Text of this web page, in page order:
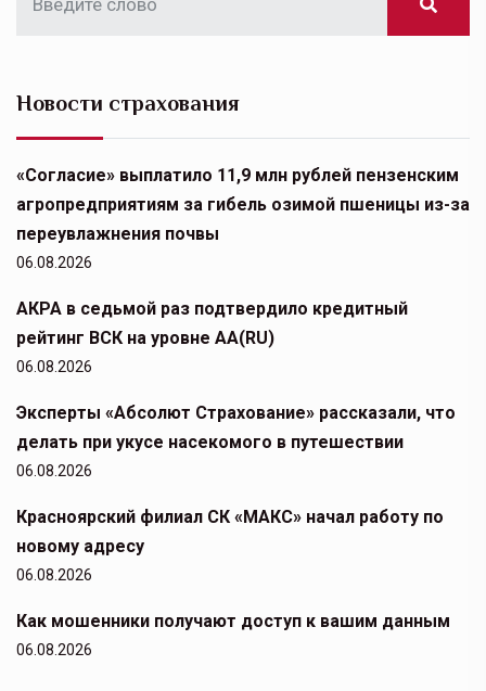
Новости страхования
«Согласие» выплатило 11,9 млн рублей пензенским
агропредприятиям за гибель озимой пшеницы из-за
переувлажнения почвы
06.08.2026
АКРА в седьмой раз подтвердило кредитный
рейтинг ВСК на уровне АА(RU)
06.08.2026
Эксперты «Абсолют Страхование» рассказали, что
делать при укусе насекомого в путешествии
06.08.2026
Красноярский филиал СК «МАКС» начал работу по
новому адресу
06.08.2026
Как мошенники получают доступ к вашим данным
06.08.2026